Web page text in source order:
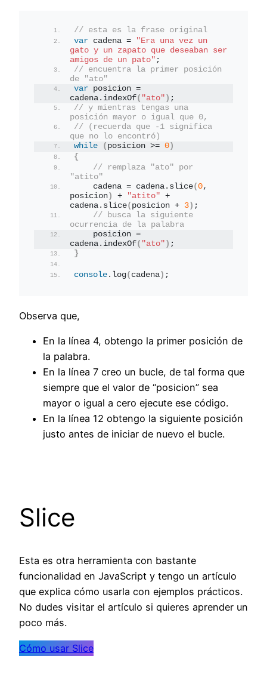
// esta es la frase original
var cadena =
"Era una vez un
gato y un zapato que deseaban ser
amigos de un pato" ;
// encuentra la primer posición
de "ato"
var posicion =
cadena. indexOf( "ato" ) ;
// y mientras tengas una
posición mayor o igual que 0,
// (recuerda que -1 significa
que no lo encontró)
while
( posicion >= 0 )
{
// remplaza "ato" por
"atito"
    cadena = cadena.
slice(0,
posicion ) + "atito" +
cadena. slice( posicion + 3 ) ;
// busca la siguiente
ocurrencia de la palabra
    posicion =
cadena. indexOf( "ato" ) ;
}
console . log( cadena ) ;
Observa que,
En la línea 4, obtengo la primer posición de
la palabra.
En la línea 7 creo un bucle, de tal forma que
siempre que el valor de “posicion” sea
mayor o igual a cero ejecute ese código.
En la línea 12 obtengo la siguiente posición
justo antes de iniciar de nuevo el bucle.
Slice
Esta es otra herramienta con bastante
funcionalidad en JavaScript y tengo un artículo
que explica cómo usarla con ejemplos prácticos.
No dudes visitar el artículo si quieres aprender un
poco más.
Cómo usar Slice